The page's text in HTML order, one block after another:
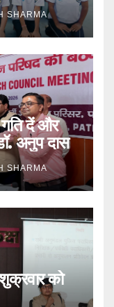
SHARMA
गति दें और
अनुप दास
SHARMA
को